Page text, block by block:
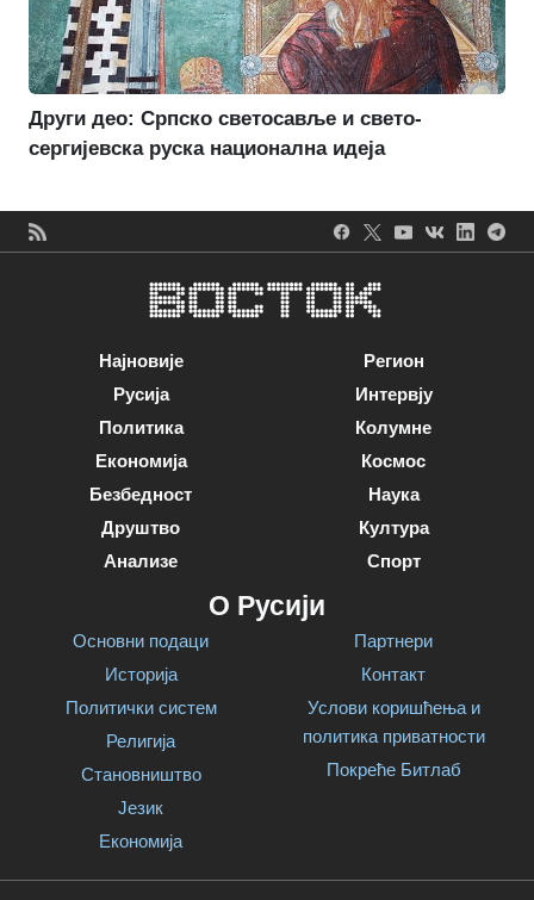
Други део: Српско светосавље и свето-
сергијевска руска национална идеја
Најновије
Русија
Политика
Економија
Безбедност
Друштво
Анализе
Регион
Интервју
Колумне
Космос
Наука
Култура
Спорт
О Русији
Основни подаци
Историја
Политички систем
Религија
Становништво
Језик
Економија
Партнери
Контакт
Услови коришћења и
политика приватности
Покреће Битлаб